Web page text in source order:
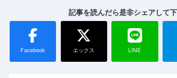
記事を読んだら是非シェアして
Facebook エックス LINE